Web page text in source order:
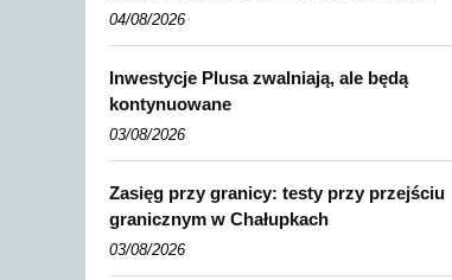
04/08/2026
Inwestycje Plusa zwalniają, ale będą
kontynuowane
03/08/2026
Zasięg przy granicy: testy przy przejściu
granicznym w Chałupkach
03/08/2026